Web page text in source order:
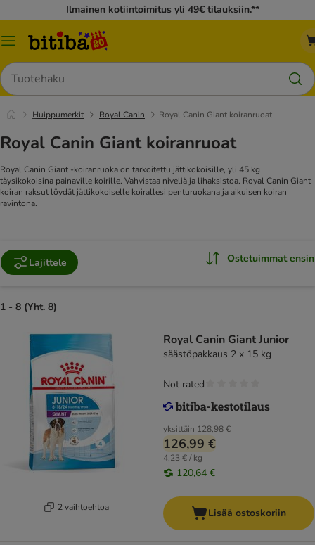
Ilmainen kotiintoimitus yli 49€ tilauksiin.**
Katalogivalikko
Hae
Huippumerkit Royal Canin Royal Canin Giant koiranruoat
Royal Canin Giant koiranruoat
Royal Canin Giant -koiranruoka on tarkoitettu jättikokoisille, yli 45 kg
täysikokoisina painaville koirille. Vahvistaa niveliä ja lihaksistoa. Royal Canin Giant
koiran raksut löydät jättikokoiselle koirallesi penturuokana ja aikuisen koiran
ravintona.
Lajittele Ostetuimmat ensin
1 - 8 (Yht. 8)
2 vaihtoehtoa
Royal Canin Giant Junior
säästöpakkaus 2 x 15 kg
yksittäin 128,98 €
126,99 €
4,23 € / kg
120,64 €
Not rated
Lisää ostoskoriin